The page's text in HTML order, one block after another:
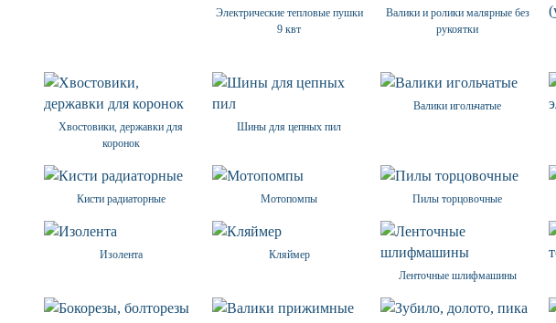
Электрические тепловые пушки
9 квт
Валики и ролики малярные без
рукоятки
Хвостовики, державки для
коронок
Шины для цепных пил
Валики игольчатые
Кисти радиаторные Мотопомпы Пилы торцовочные
Изолента
Кляймер
Ленточные шлифмашины